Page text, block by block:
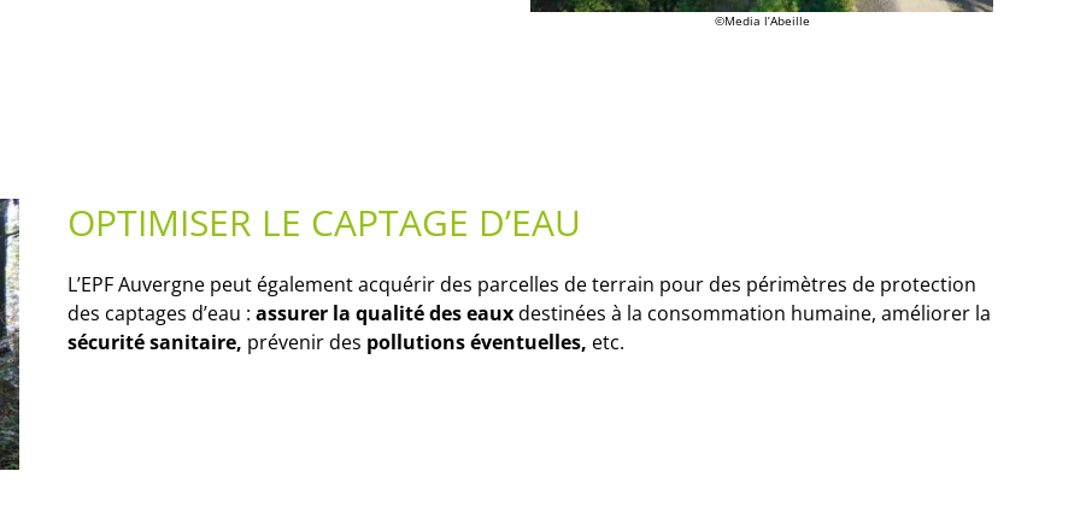
©Media l’Abeille
OPTIMISER LE CAPTAGE D’EAU
L’EPF Auvergne peut également acquérir des parcelles de terrain pour des périmètres de protection
des captages d’eau : assurer la qualité des eauxdestinées à la consommation humaine, améliorer la
sécurité sanitaire, prévenir des pollutions éventuelles, etc.